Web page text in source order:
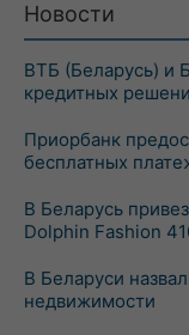
Новости
ВТБ (Беларусь) и
кредитных
Приорбанк
бесплатных
В Беларусь
Dolphin Fashion
В Беларуси
недвижимости